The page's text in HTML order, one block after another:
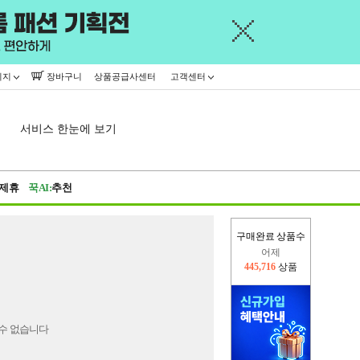
지 장바구니 상품공급사센터 고객센터
서비스 한눈에 보기
휴 꾹AI:추천
구매완료 상품수
어제
445,716 상품
없습니다